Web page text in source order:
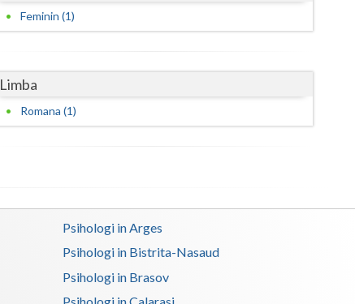
Ilfov
Olt
Salaj
Feminin (1)
Limba
Romana (1)
Psihologi in Arges
Psihologi in Bistrita-Nasaud
Psihologi in Brasov